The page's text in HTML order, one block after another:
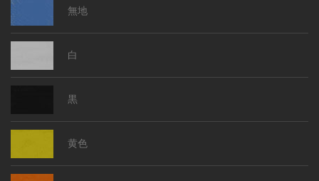
無地
白
黒
黄色